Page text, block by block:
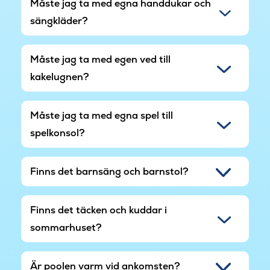
Måste jag ta med egna handdukar och
sängkläder?
Måste jag ta med egen ved till
kakelugnen?
Måste jag ta med egna spel till
spelkonsol?
Finns det barnsäng och barnstol?
Finns det täcken och kuddar i
sommarhuset?
Är poolen varm vid ankomsten?